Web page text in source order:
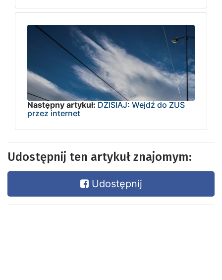
Następny artykuł: DZISIAJ: Wejdź do ZUS
przez internet
Udostępnij ten artykuł znajomym:
Udostępnij